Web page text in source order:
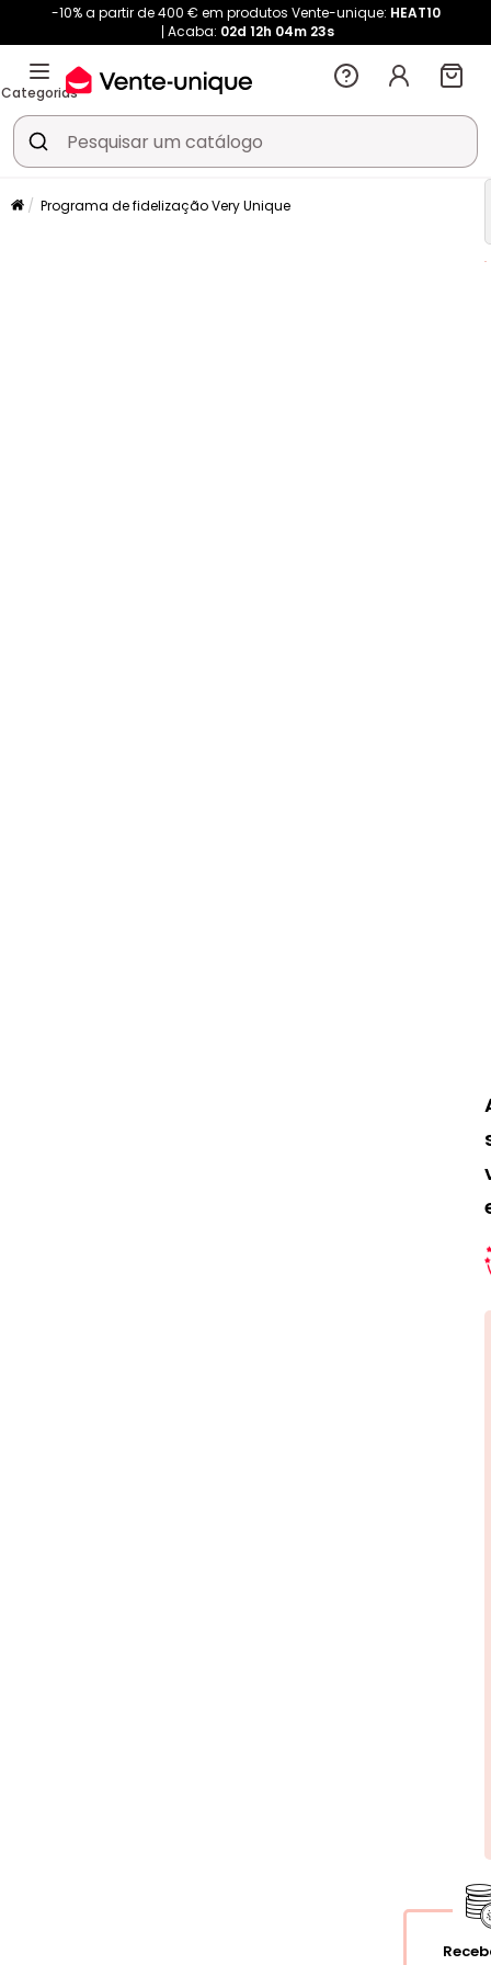
-10% a partir de 400 € em produtos Vente-unique: HEAT10
Acaba: 02d 12h 04m 22s
Categorias
Programa de fidelização Very Unique